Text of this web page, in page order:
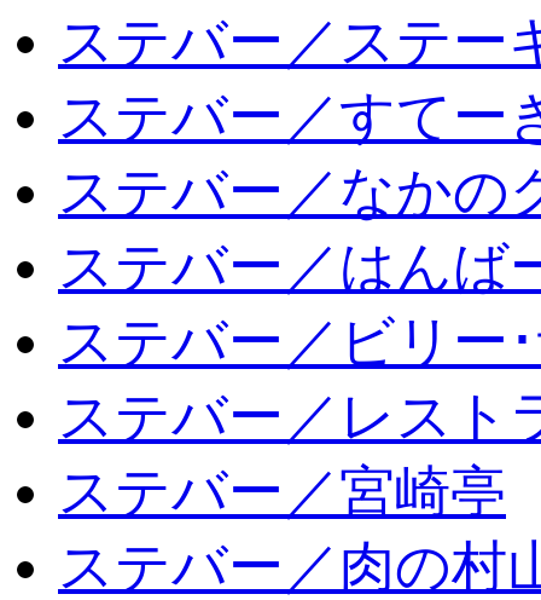
ステバー／ステー
ステバー／すてー
ステバー／なかの
ステバー／はんば
ステバー／ビリー
ステバー／レスト
ステバー／宮崎亭
ステバー／肉の村